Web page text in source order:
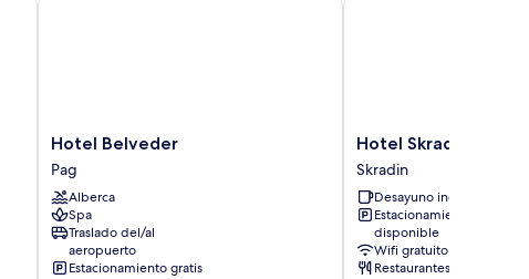
Hotel
Belveder
Pag
Hotel Belveder
Pag
Alberca
Spa
Traslado del/al
aeropuerto
Estacionamiento gratis
Hotel
Skradinski
Buk
Skradin
Hotel Skradinski Buk
Skradin
Desayuno incluido
Estacionamiento
disponible
Wifi gratuito
Restaurantes